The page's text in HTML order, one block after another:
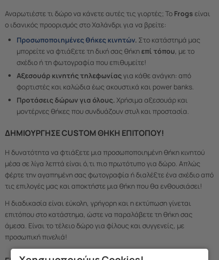
Αναρωτιέστε τι δώρο να κάνετε αυτές τις γιορτές; Το Frogs είναι
ο ιδανικός προορισμός στο Χαλάνδρι για να βρείτε:
Προσωποποιημένες θήκες κινητών. Στο κατάστημά μας
μπορείτε να φτιάξετε τη δική σας θήκηεπί τόπου, με το
σχέδιο ή τη φωτογραφία που επιθυμείτε!
Αξεσουάρ κινητής τηλεφωνίαςγια κάθε ανάγκη: από
φορτιστές και καλώδια έως ακουστικά και power banks.
Προτάσεις δώρων για όλους. Χρήσιμα αξεσουάρ και
μοντέρνες θήκες που συνδυάζουν στυλ και προστασία.
ΔΗΜΙΟΎΡΓΗΣΕ CUSTOM ΘΉΚΗ ΕΠΙΤΌΠΟΥ!
Η δυνατότητα να φτιάξετε μια προσωποποιημένη θήκη κινητού
μέσα σε λίγα λεπτά είναι ό,τι πιο πρωτότυπο για δώρο. Απλώς
φέρτε την αγαπημένη σας φωτογραφία ή διαλέξτε ένα σχέδιο από
τις επιλογές μας και αποκτήστε μια θήκη που θα ενθουσιάσει!
Η διαδικασία είναι εύκολη, γρήγορη και η εκτύπωση γίνεται
επιτόπου στο κατάστημα, ώστε να παραλάβετε τη θήκη σας
άμεσα. Είναι το τέλειο δώρο για φίλους και συγγενείς, με
προσωπική πινελιά!